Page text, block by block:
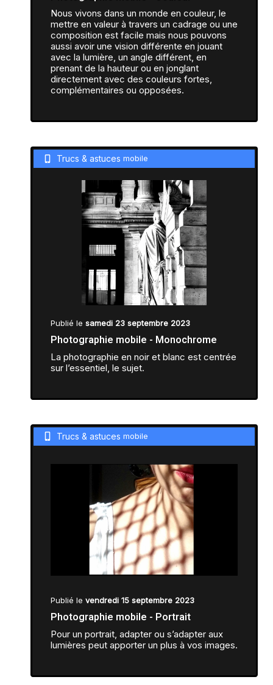
Nous vivons dans un monde en couleur, le
mettre en valeur à travers un cadrage ou une
composition est facile mais nous pouvons
aussi avoir une vision différente en jouant
avec la lumière, un angle différent, en
prenant de la hauteur ou en jonglant
directement avec des couleurs fortes,
complémentaires ou opposées.
Trucs & astucesmobile
Publié le samedi 23 septembre 2023
Photographie mobile - Monochrome
La photographie en noir et blanc est centrée
sur l’essentiel, le sujet.
Trucs & astucesmobile
Publié le vendredi 15 septembre 2023
Photographie mobile - Portrait
Pour un portrait, adapter ou s’adapter aux
lumières peut apporter un plus à vos images.